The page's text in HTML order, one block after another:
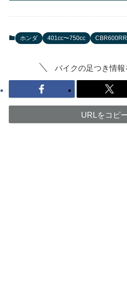
ホンダ 401cc〜750cc CBR600RR
バイクの足つき情報
URLをコピ